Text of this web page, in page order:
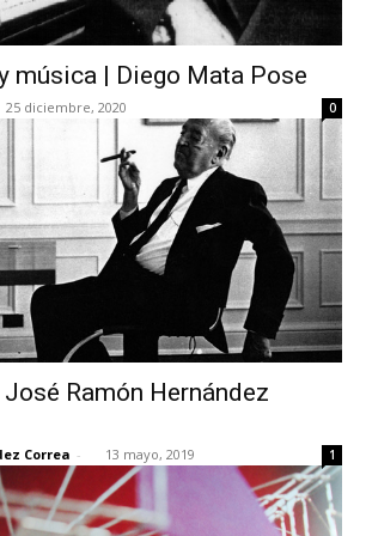
música | Diego Mata Pose
25 diciembre, 2020 0
Ramón Hernández
Correa - 13 mayo, 2019 1